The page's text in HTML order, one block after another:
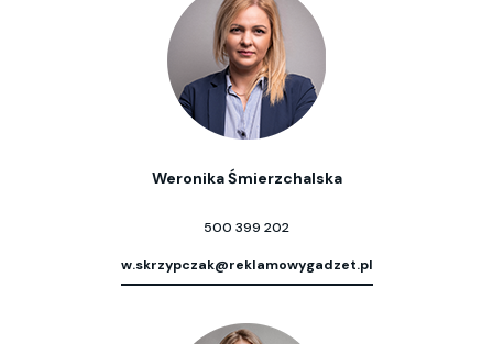
Weronika Śmierzchalska
500 399 202
w.skrzypczak@reklamowygadzet.pl